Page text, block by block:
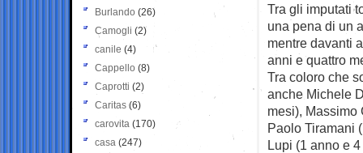
Tra gli imputati
una pena di un
mentre davanti
anni e quattro
Tra coloro che
anche Michele
mesi), Massimo
Paolo Tiramani
Lupi (1 anno e
Burlando (26)
Camogli (2)
canile (4)
Cappello (8)
Caprotti (2)
Caritas (6)
carovita (170)
casa (247)